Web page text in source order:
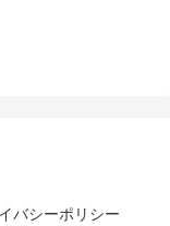
バシーポリシー